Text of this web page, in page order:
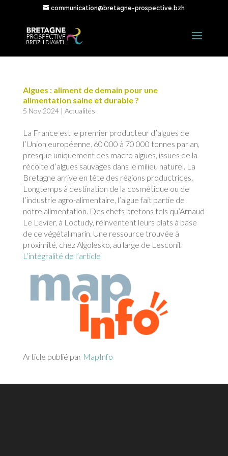
communication@bretagne-prospective.bzh
Algues : aliment de demain pour une
alimentation saine et durable ?
5 Nov 2024| Actualités
La France est le premier producteur d’algues de
l’Union européenne. 60 000 à 70 000 tonnes par an,
presque uniquement des macro algues, issues de la
récolte d’algues sauvages dans le milieu naturel. La
Bretagne arrive en tête des régions productrices.
Longtemps à destination de la cosmétique ou de
l’industrie agro-alimentaire, l’algue fait partie de
notre alimentation. Des chefs bretons tels qu’Arnaud
Le Levier, à Loctudy, réinventent leurs plats à base
de ce végétal marin. Une ressource trouvée à
proximité, chez Algolesko, au large de Lesconil.
L’intégralité de l’article
Article publié par MapInfo